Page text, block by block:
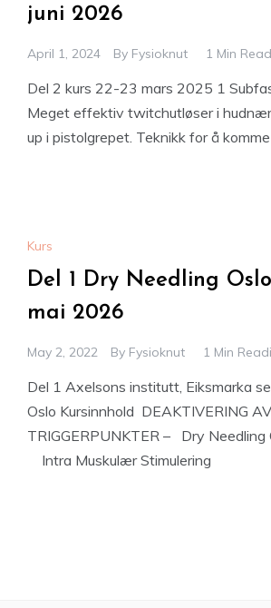
juni 2026
April 1, 2024 By Fysioknut 1 Min
Del 2 kurs 22-23 mars 2025 1
Meget effektiv twitchutløser i
up i pistolgrepet. Teknikk for å
Kurs
Del 1 Dry Needling
mai 2026
May 2, 2022 By Fysioknut 1 Min
Del 1 Axelsons institutt, Eiksmarka
Oslo Kursinnhold DEAKTIVERING AV
TRIGGERPUNKTER – Dry
Intra Muskulær Stimulering